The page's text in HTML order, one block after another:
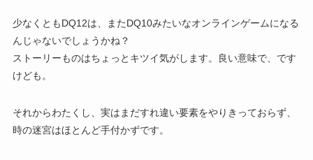
少なくともDQ12は、またDQ10みたいなオンラインゲームになる
んじゃないでしょうかね？
ストーリーものはちょっとキツイ気がします。良い意味で、です
けども。
それからわたくし、実はまだすれ違い要素をやりきっておらず、
時の迷宮はほとんど手付かずです。